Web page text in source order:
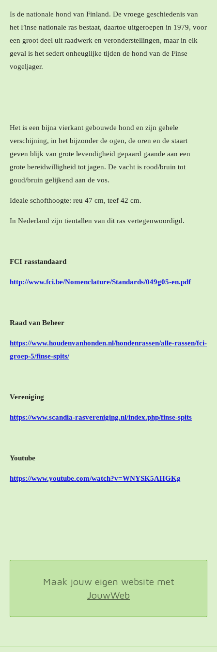
Is de nationale hond van Finland. De vroege geschiedenis van
het Finse nationale ras bestaat, daartoe uitgeroepen in 1979, voor
een groot deel uit raadwerk en veronderstellingen, maar in elk
geval is het sedert onheuglijke tijden de hond van de Finse
vogeljager.
Het is een bijna vierkant gebouwde hond en zijn gehele
verschijning, in het bijzonder de ogen, de oren en de staart
geven blijk van grote levendigheid gepaard gaande aan een
grote bereidwilligheid tot jagen. De vacht is rood/bruin tot
goud/bruin gelijkend aan de vos.
Ideale schofthoogte: reu 47 cm, teef 42 cm.
In Nederland zijn tientallen van dit ras vertegenwoordigd.
FCI rasstandaard
http://www.fci.be/Nomenclature/Standards/049g05-en.pdf
Raad van Beheer
https://www.houdenvanhonden.nl/hondenrassen/alle-rassen/fci-
groep-5/finse-spits/
Vereniging
https://www.scandia-rasvereniging.nl/index.php/finse-spits
Youtube
https://www.youtube.com/watch?v=WNYSK5AHGKg
Maak jouw eigen website met
JouwWeb